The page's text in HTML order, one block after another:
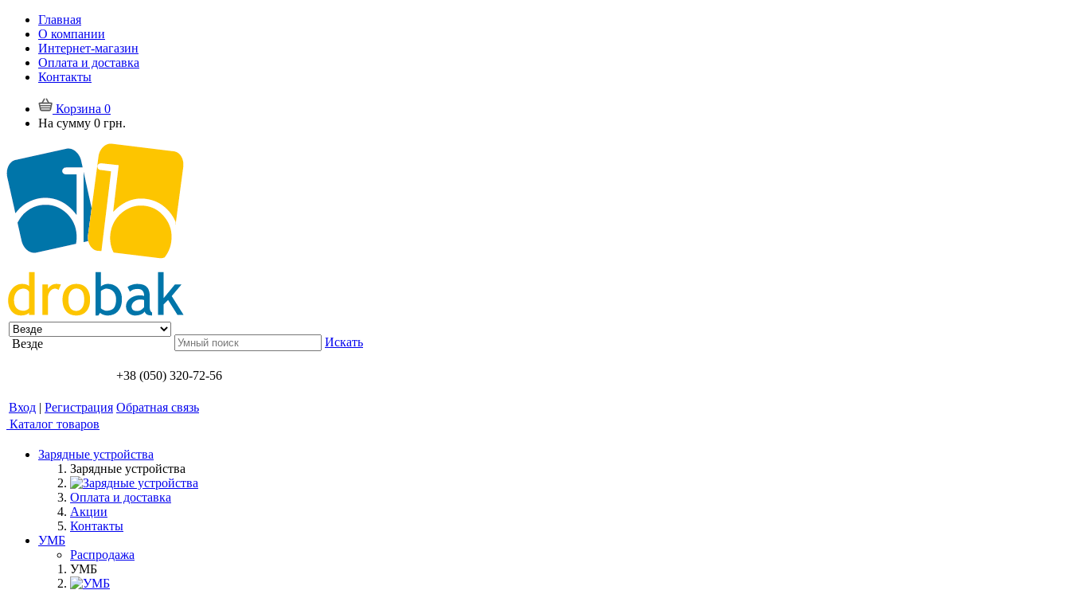
Главная
О компании
Интернет-магазин
Оплата и доставка
Контакты
Корзина 0
На сумму 0 грн.
Везде Искать
+38 (050) 320-72-56
Вход | Регистрация Обратная связь
Каталог товаров
Зарядные устройства
Зарядные устройства
Оплата и доставка
Акции
Контакты
УМБ
Распродажа
УМБ